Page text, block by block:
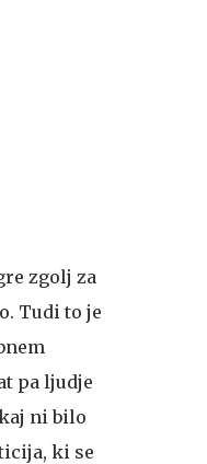
zgolj za
Tudi to je
pa ljudje
ni bilo
ki se